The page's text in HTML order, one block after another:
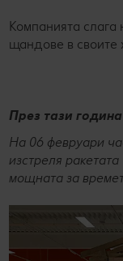
Компанията
щандове в своите
През тази
На 06 февруари
изстреля
мощната за